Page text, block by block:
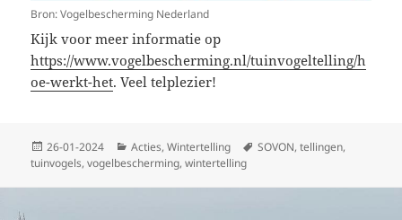
Bron: Vogelbescherming Nederland
Kijk voor meer informatie op
https://www.vogelbescherming.nl/tuinvogeltelling/h
oe-werkt-het. Veel telplezier!
Geplaatst
op
26-01-2024 Categorieën
Acties,Wintertelling Tags
SOVON,tellingen,
tuinvogels,vogelbescherming,wintertelling